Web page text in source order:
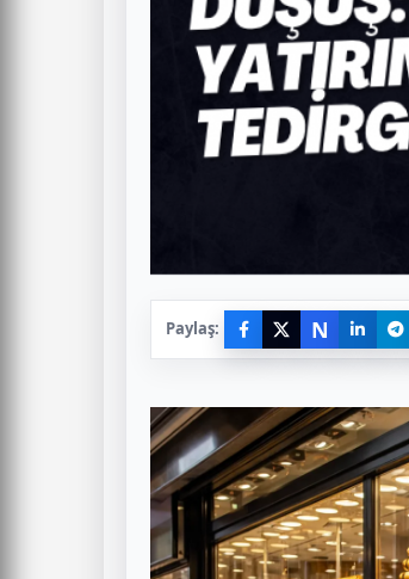
Paylaş: N